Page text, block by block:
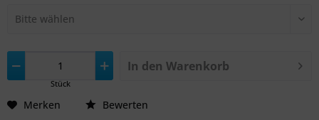
Stück
In den Warenkorb
Merken Bewerten